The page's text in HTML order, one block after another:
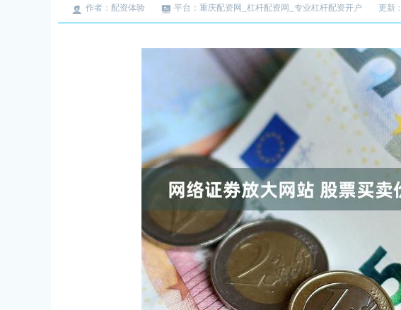
作者：配资体验 平台：重庆配资网_杠杆配资网_专业杠杆配资开户 更新